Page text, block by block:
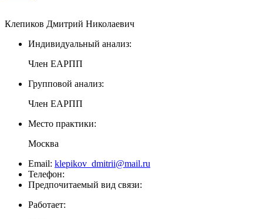
Клепиков Дмитрий Николаевич
Индивидуальный анализ:
Член ЕАРПП
Групповой анализ:
Член ЕАРПП
Место практики:
Москва
Email: klepikov_dmitrii@mail.ru
Телефон:
Предпочитаемый вид связи:
Работает: